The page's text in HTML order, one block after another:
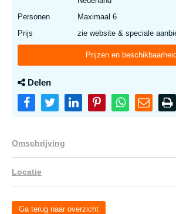
Personen
Maximaal 6
Prijs
zie website & speciale
Prijzen en beschikbaarheid
Delen
Omschrijving
Locatie
Ga terug naar overzicht